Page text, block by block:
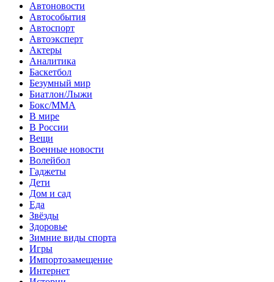
Автоновости
Автособытия
Автоспорт
Автоэксперт
Актеры
Аналитика
Баскетбол
Безумный мир
Биатлон/Лыжи
Бокс/MMA
В мире
В России
Вещи
Военные новости
Волейбол
Гаджеты
Дети
Дом и сад
Еда
Звёзды
Здоровье
Зимние виды спорта
Игры
Импортозамещение
Интернет